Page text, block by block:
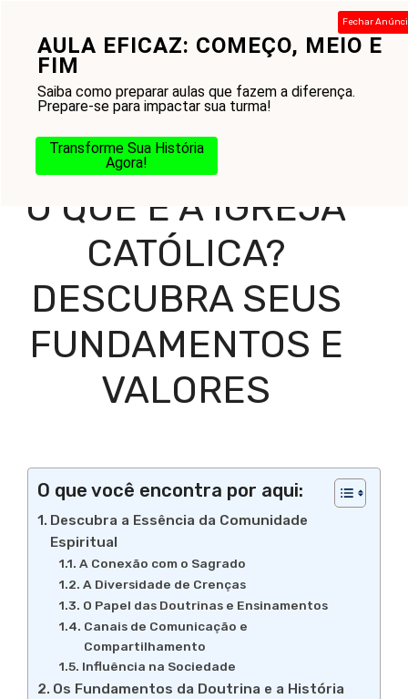
AULA EFICAZ: COMEÇO, MEIO E
FIM
Saiba como preparar aulas que fazem a diferença.
Prepare-se para impactar sua turma!
Transforme Sua História
Agora!
Fechar
conteúdo
Menu
Home-Blog-Na Jornada-Bíblia-
Católica? Descubra Seus Fundamentos e Valores
O QUE É A IGREJA
CATÓLICA?
DESCUBRA SEUS
FUNDAMENTOS E
VALORES
O que você encontra por aqui:
Descubra a Essência da Comunidade
Espiritual
A Conexão com o Sagrado
A Diversidade de Crenças
O Papel das Doutrinas e Ensinamentos
Canais de Comunicação e
Compartilhamento
Influência na Sociedade
Os Fundamentos da Doutrina e a História